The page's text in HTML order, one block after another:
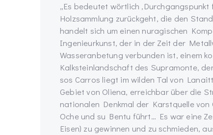
„Es bedeutet wörtlich
Holzsammlung zurückgeht, die den
handelt sich um einen nuragischen
Ingenieurkunst, der in der Zeit der
Wasseranbetung verbunden ist, einem
Kalksteinlandschaft des Supramonte,
sos Carros liegt im wilden Tal von
Gebiet von Oliena, erreichbar über die
nationalen Denkmal der Karstquelle
Oche und su Bentu führt… Es war eine
Eisen) zu gewinnen und zu schmieden,